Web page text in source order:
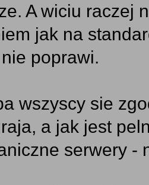
A wiciu raczej
jak na
poprawi.
wszyscy sie
a jak jest
serwery -